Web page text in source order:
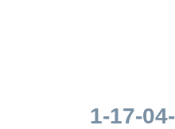
1-17-